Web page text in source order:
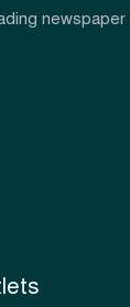
newspaper